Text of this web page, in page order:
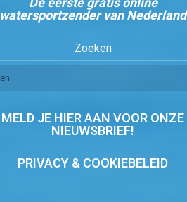
watersportzender van Nederland
Zoeken
MELD JE HIER AAN VOOR ONZE
NIEUWSBRIEF!
PRIVACY & COOKIEBELEID